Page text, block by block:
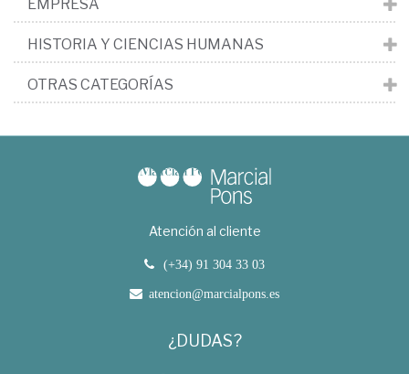
EMPRESA
HISTORIA Y CIENCIAS HUMANAS
OTRAS CATEGORÍAS
Atención al cliente
(+34) 91 304 33 03
atencion@marcialpons.es
¿DUDAS?